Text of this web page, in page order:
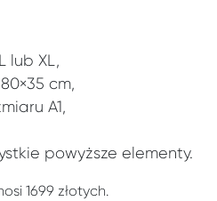
lub XL,
cm,
A1,
powyższe elementy.
1699 złotych.